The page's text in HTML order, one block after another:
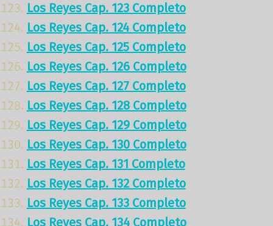
Los Reyes Cap. 123 Completo
Los Reyes Cap. 124 Completo
Los Reyes Cap. 125 Completo
Los Reyes Cap. 126 Completo
Los Reyes Cap. 127 Completo
Los Reyes Cap. 128 Completo
Los Reyes Cap. 129 Completo
Los Reyes Cap. 130 Completo
Los Reyes Cap. 131 Completo
Los Reyes Cap. 132 Completo
Los Reyes Cap. 133 Completo
Los Reyes Cap. 134 Completo